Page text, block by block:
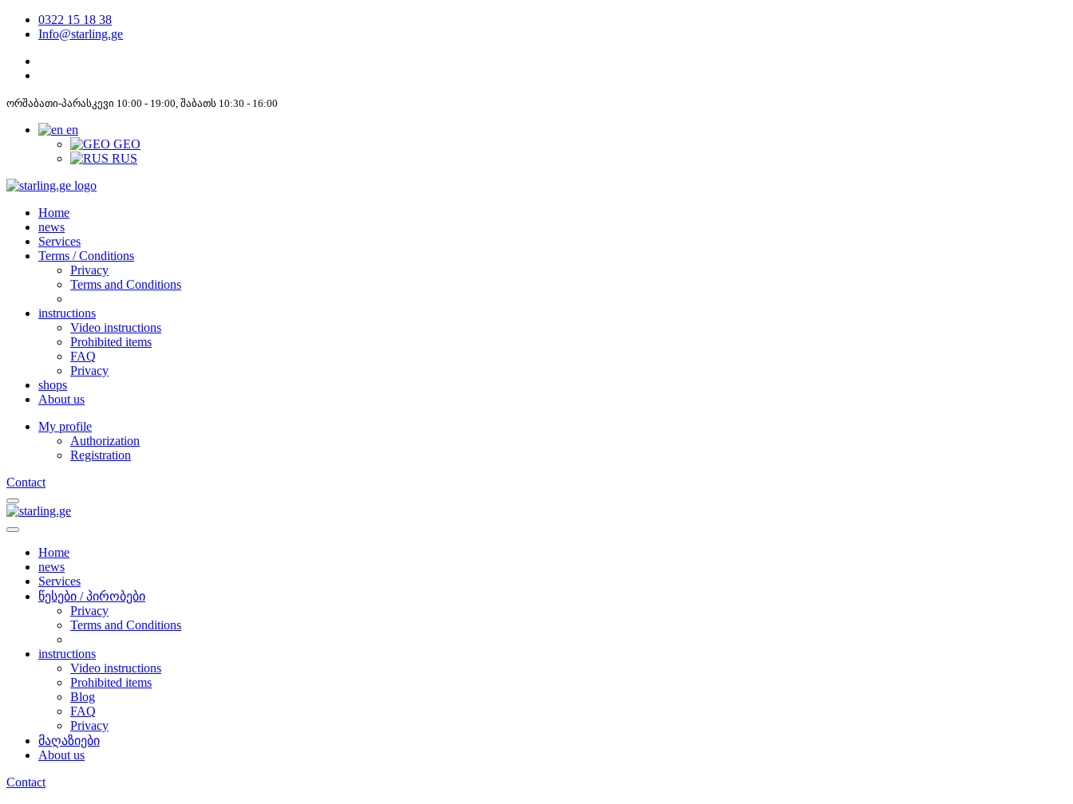
0322 15 18 38
Info@starling.ge
ორშაბათი-პარასკევი 10:00 - 19:00, შაბათს 10:30 - 16:00
en
GEO
RUS
Home
news
Services
Terms / Conditions
Privacy
Terms and Conditions
instructions
Video instructions
Prohibited items
FAQ
Privacy
shops
About us
My profile
Authorization
Registration
Contact
Home
news
Services
წესები / პირობები
Privacy
Terms and Conditions
instructions
Video instructions
Prohibited items
Blog
FAQ
Privacy
მაღაზიები
About us
Contact